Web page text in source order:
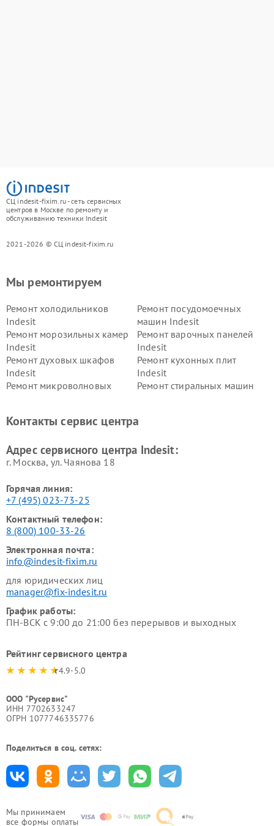
СЦ indesit-fixim.ru - сеть сервисных
центров в Москве по ремонту и
обслуживанию техники Indesit
2021-2026 © СЦ indesit-fixim.ru
Мы принимаем
все формы оплаты
Мы ремонтируем
Ремонт холодильников
Indesit
Ремонт посудомоечных
машин Indesit
Ремонт морозильных камер
Indesit
Ремонт варочных панелей
Indesit
Ремонт духовых шкафов
Indesit
Ремонт кухонных плит
Indesit
Ремонт микроволновых
Ремонт стиральных машин
Indesit
Indesit
Контакты сервис центра
Адрес сервисного центра Indesit:
г. Москва, ул. Чаянова 18
Горячая линия:
+7 (495) 023-73-25
Контактный телефон:
8 (800) 100-33-26
Электронная почта:
info@indesit-fixim.ru
для юридических лиц
manager@fix-indesit.ru
График работы:
ПН-ВСК с 9:00 до 21:00 без перерывов и выходных
Рейтинг сервисного центра
4.9-5.0
ООО "Русервис"
ИНН 7702633247
ОГРН 1077746335776
Поделиться в соц. сетях: